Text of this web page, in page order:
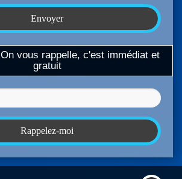
On vous rappelle, c'est immédiat et
gratuit